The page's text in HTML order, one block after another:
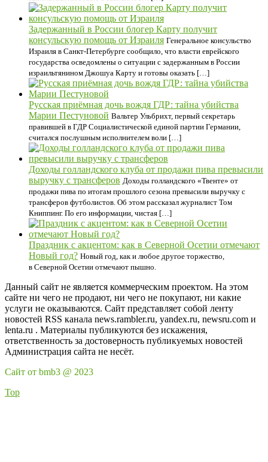
Задержанный в России блогер Карту получит
консульскую помощь от Израиля Генеральное консульство
Израиля в Санкт-Петербурге сообщило, что власти еврейского
государства осведомлены о ситуации с задержанным в России
израильтянином Джошуа Карту и готовы оказать […]
Русская приёмная дочь вождя ГДР: тайна убийства
Марии Пестуновой Вальтер Ульбрихт, первый секретарь
правившей в ГДР Социалистической единой партии Германии,
считался послушным исполнителем воли […]
Доходы голландского клуба от продажи пива превысили
выручку с трансферов Доходы голландского «Твенте» от
продажи пива по итогам прошлого сезона превысили выручку с
трансферов футболистов. Об этом рассказал журналист Том
Книппинг. По его информации, чистая […]
Праздник с акцентом: как в Северной Осетии отмечают
Новый год? Новый год, как и любое другое торжество,
в Северной Осетии отмечают пышно.
Данный сайт не является коммерческим проектом. На этом
сайте ни чего не продают, ни чего не покупают, ни какие
услуги не оказываются. Сайт представляет собой ленту
новостей RSS канала news.rambler.ru, yandex.ru, newsru.com и
lenta.ru . Материалы публикуются без искажения,
ответственность за достоверность публикуемых новостей
Администрация сайта не несёт.
Сайт от bmb3 @ 2023
Top